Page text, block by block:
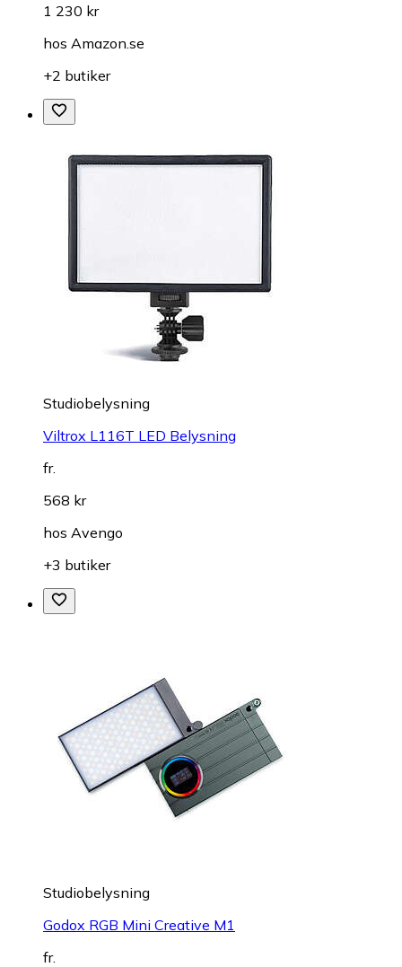
1 230 kr
hos Amazon.se
+2 butiker
Studiobelysning
Viltrox L116T LED Belysning
fr.
568 kr
hos Avengo
+3 butiker
Studiobelysning
Godox RGB Mini Creative M1
fr.